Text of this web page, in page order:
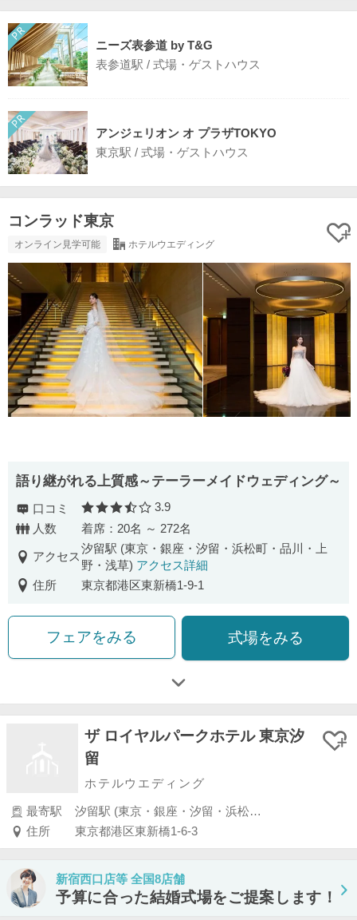
ニーズ表参道 by T&G
表参道駅 / 式場・ゲストハウス
アンジェリオン オ プラザTOKYO
東京駅 / 式場・ゲストハウス
コンラッド東京
オンライン見学可能 ホテルウエディング
語り継がれる上質感～テーラーメイドウェディング～
口コミ 口コミ評価
3.9
人数
着席：20名 ～ 272名
アクセス
汐留駅 (東京・銀座・汐留・浜松町・品川・上
野・浅草) アクセス詳細
住所
東京都港区東新橋1-9-1
フェアをみる 式場をみる
ザ ロイヤルパークホテル 東京汐
留
ホテルウエディング
最寄駅
汐留駅 (東京・銀座・汐留・浜松町・品川・上野・浅草)
住所
東京都港区東新橋1-6-3
新宿西口店等 全国8店舗
予算に合った結婚式場をご提案します！